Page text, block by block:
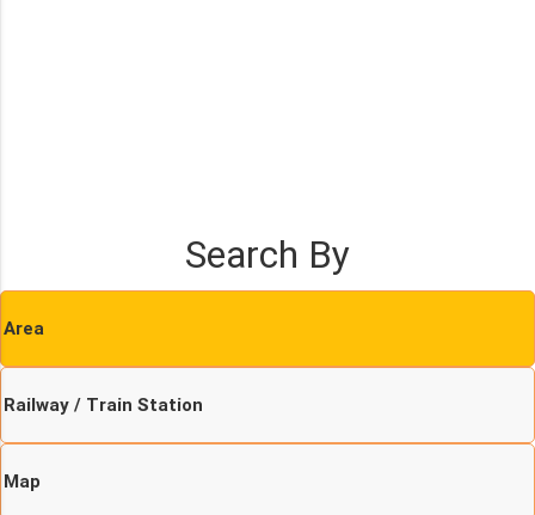
Search By
Area
Railway / Train Station
Map